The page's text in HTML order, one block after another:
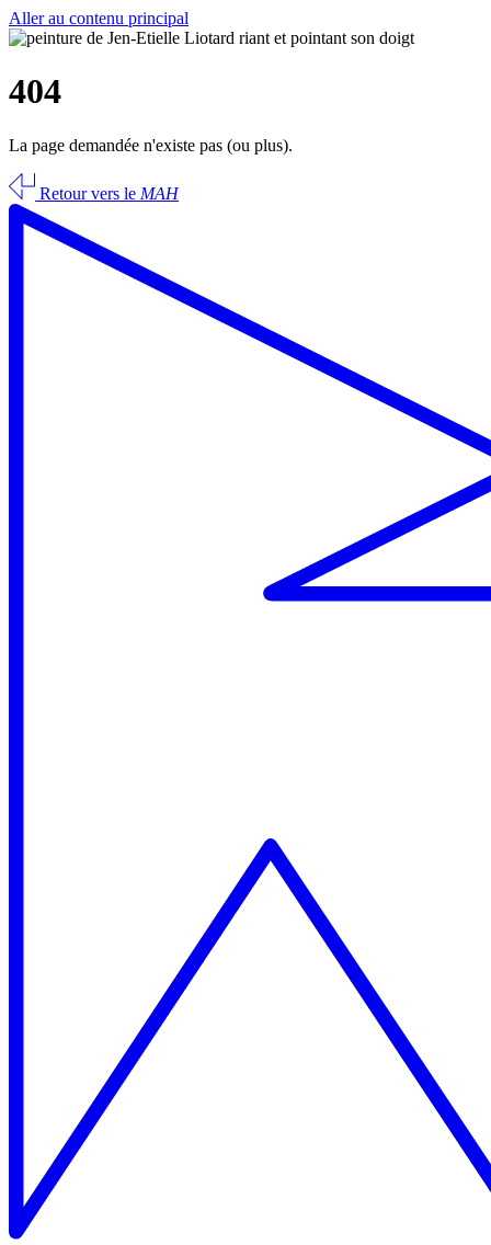
Aller au contenu principal
404
La page demandée n'existe pas (ou plus).
Retour vers le MAH